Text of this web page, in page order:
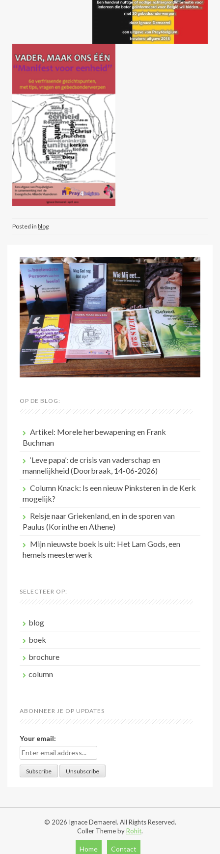
Posted in blog
OP DE BLOG:
Artikel: Morele herbewapening en Frank
Buchman
‘Leve papa’: de crisis van vaderschap en
mannelijkheid (Doorbraak, 14-06-2026)
Column Knack: Is een nieuw Pinksteren in de Kerk
mogelijk?
Reisje naar Griekenland, en in de sporen van
Paulus (Korinthe en Athene)
Mijn nieuwste boek is uit: Het Lam Gods, een
hemels meesterwerk
SELECTEER OP:
blog
boek
brochure
column
ABONNEER JE OP UPDATES
Your email:
© 2026 Ignace Demaerel. All Rights Reserved.
Coller Theme byRohit.
Home Contact